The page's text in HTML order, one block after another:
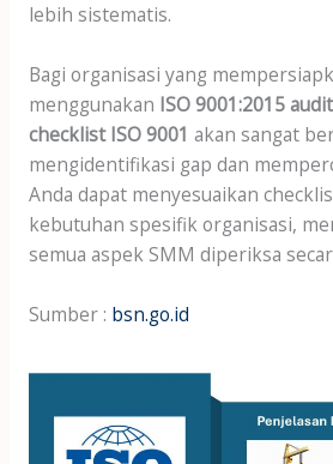
lebih sistematis.
Bagi organisasi yang
menggunakan ISO 9001:2015
checklist ISO 9001 akan sangat
mengidentifikasi gap dan
Anda dapat menyesuaikan
kebutuhan spesifik organisasi,
semua aspek SMM diperiksa
Sumber : bsn.go.id